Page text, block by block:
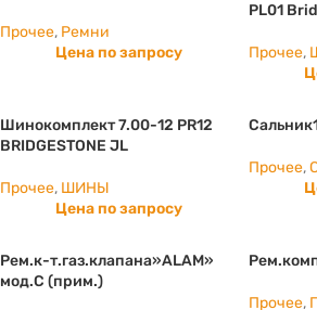
Прочее, Ремни
Цена по запросу
PL01
Прочее,
Шинокомплект 7.00-12 PR12
BRIDGESTONE JL
Прочее, ШИНЫ
Цена по запросу
Прочее,
Рем.к-т.газ.клапана»ALAM»
мод.С (прим.)
Прочее,